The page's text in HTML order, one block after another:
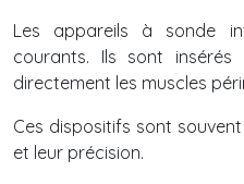
Les appareils à sonde
courants. Ils sont
directement les muscles
Ces dispositifs sont
et leur précision.